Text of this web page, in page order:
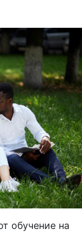
обучение на